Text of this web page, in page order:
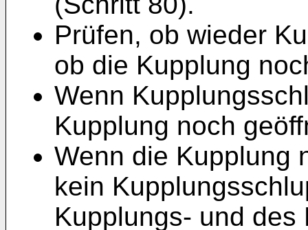
Prüfen, ob wieder
ob die Kupplung
Wenn
Kupplung noch
Wenn die Kupplung
kein
Kupplungs- und des